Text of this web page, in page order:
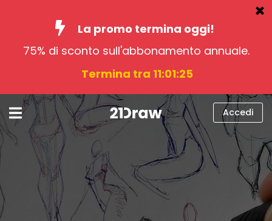
La promo termina oggi!
75% di sconto sull'abbonamento annuale.
Termina tra 11:01:24
Corsi
Artisti
Aiuto
Blog
Chi siamo
Accedi
Accedi